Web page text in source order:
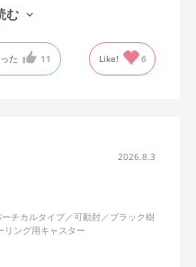
いのですが、オフィスで揺
宅なら何も気にせずに使え
ありで購入して良かったと思
あります。
む
た 11 Like! 6
2026.8.3
チカルタイプ／可動肘／ブラック樹
リング用キャスター